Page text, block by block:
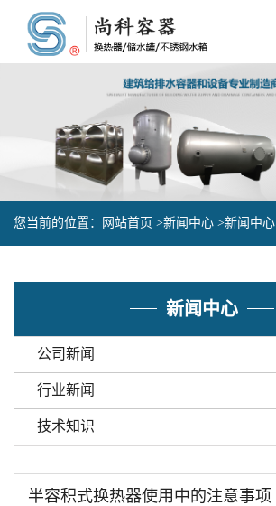
您当前的位置： 网站首页 >新闻中心 >新闻中心
新闻中心
公司新闻
行业新闻
技术知识
半容积式换热器使用中的注意事项